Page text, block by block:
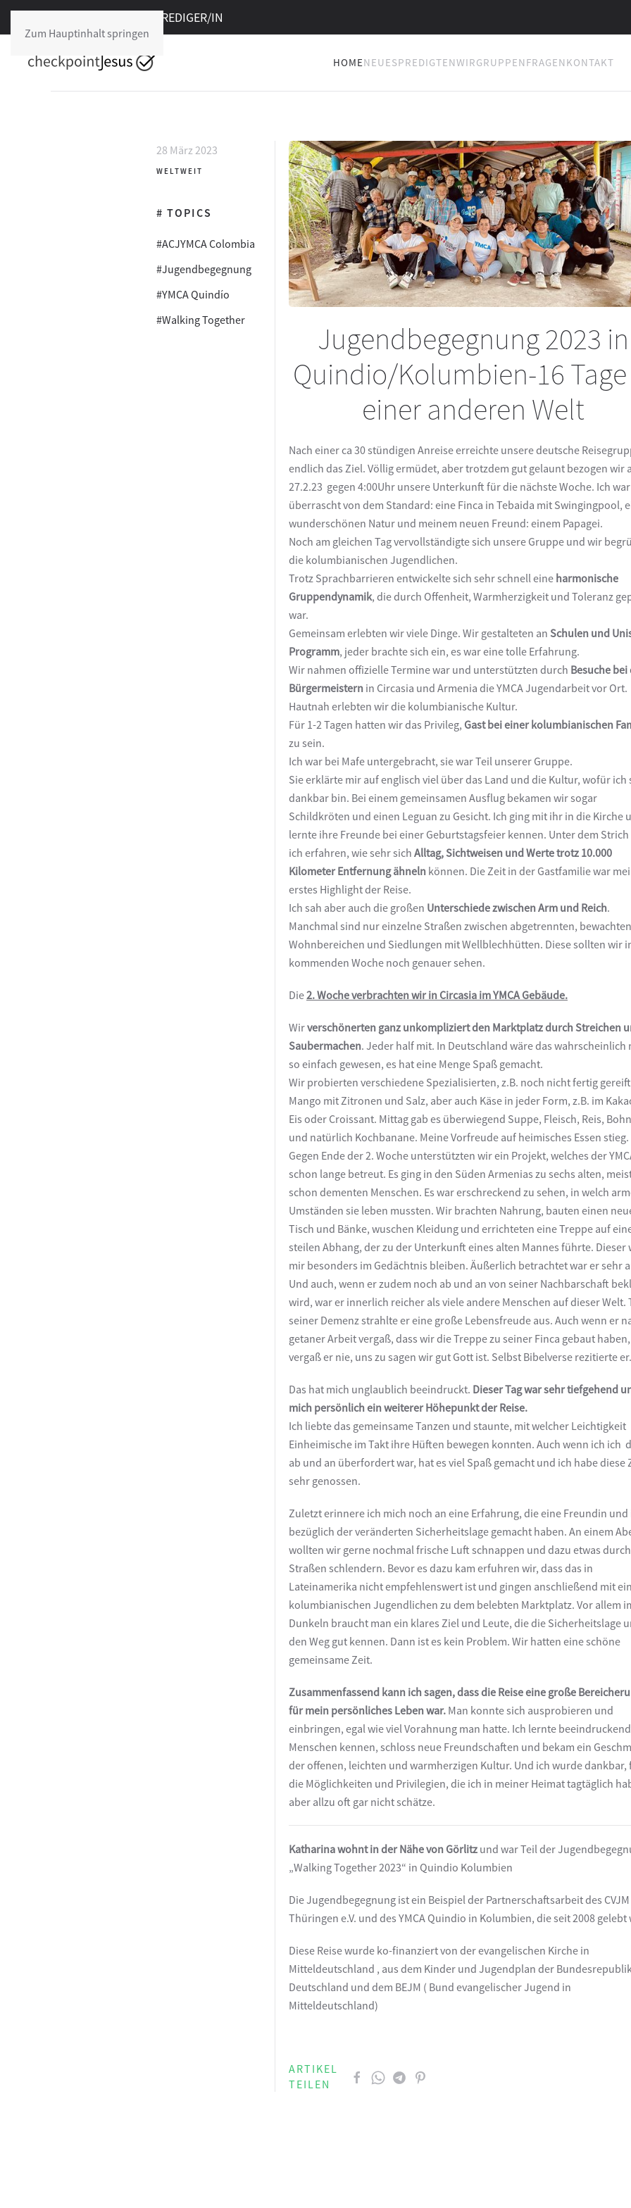
Zum Hauptinhalt springen
PREDIGER/IN
HOMENEUESPREDIGTENWIRGRUPPENFRAGENKONTAKT
28 März 2023
WELTWEIT
# TOPICS
#ACJYMCA Colombia
#Jugendbegegnung
#YMCA Quindío
#Walking Together
Jugendbegegnung 2023 in
Quindio/Kolumbien-16
einer anderen Welt
Nach einer ca 30 stündigen Anreise erreichte unsere deutsche
endlich das Ziel. Völlig ermüdet, aber trotzdem gut gelaunt bezogen wir
27.2.23 gegen 4:00Uhr unsere Unterkunft für die nächste Woche. Ich
überrascht von dem Standard: eine Finca in Tebaida mit Swingingpool,
wunderschönen Natur und meinem neuen Freund: einem Papagei.
Noch am gleichen Tag vervollständigte sich unsere Gruppe und wir
die kolumbianischen Jugendlichen.
Trotz Sprachbarrieren entwickelte sich sehr schnell eine harmonische
Gruppendynamik, die durch Offenheit, Warmherzigkeit und Toleranz
war.
Gemeinsam erlebten wir viele Dinge. Wir gestalteten an Schulen und
Programm, jeder brachte sich ein, es war eine tolle Erfahrung.
Wir nahmen offizielle Termine war und unterstützten durch Besuche bei
Bürgermeistern in Circasia und Armenia die YMCA Jugendarbeit vor Ort.
Hautnah erlebten wir die kolumbianische Kultur.
Für 1-2 Tagen hatten wir das Privileg, Gast bei einer kolumbianischen
zu sein.
Ich war bei Mafe untergebracht, sie war Teil unserer Gruppe.
Sie erklärte mir auf englisch viel über das Land und die Kultur, wofür ich
dankbar bin. Bei einem gemeinsamen Ausflug bekamen wir sogar
Schildkröten und einen Leguan zu Gesicht. Ich ging mit ihr in die Kirche
lernte ihre Freunde bei einer Geburtstagsfeier kennen. Unter dem
ich erfahren, wie sehr sich Alltag, Sichtweisen und Werte trotz 10.000
Kilometer Entfernung ähneln können. Die Zeit in der Gastfamilie war
erstes Highlight der Reise.
Ich sah aber auch die großen Unterschiede zwischen Arm und Reich.
Manchmal sind nur einzelne Straßen zwischen abgetrennten, bewachten
Wohnbereichen und Siedlungen mit Wellblechhütten. Diese sollten wir
kommenden Woche noch genauer sehen.
Die2. Woche verbrachten wir in Circasia im YMCA Gebäude.
Wirverschönerten ganz unkompliziert den Marktplatz durch Streichen
Saubermachen. Jeder half mit. In Deutschland wäre das wahrscheinlich
so einfach gewesen, es hat eine Menge Spaß gemacht.
Wir probierten verschiedene Spezialisierten, z.B. noch nicht fertig
Mango mit Zitronen und Salz, aber auch Käse in jeder Form, z.B. im
Eis oder Croissant. Mittag gab es überwiegend Suppe, Fleisch, Reis,
und natürlich Kochbanane. Meine Vorfreude auf heimisches Essen stieg.
Gegen Ende der 2. Woche unterstützten wir ein Projekt, welches der
schon lange betreut. Es ging in den Süden Armenias zu sechs alten,
schon dementen Menschen. Es war erschreckend zu sehen, in welch
Umständen sie leben mussten. Wir brachten Nahrung, bauten einen
Tisch und Bänke, wuschen Kleidung und errichteten eine Treppe auf
steilen Abhang, der zu der Unterkunft eines alten Mannes führte. Dieser
mir besonders im Gedächtnis bleiben. Äußerlich betrachtet war er sehr
Und auch, wenn er zudem noch ab und an von seiner Nachbarschaft
wird, war er innerlich reicher als viele andere Menschen auf dieser Welt.
seiner Demenz strahlte er eine große Lebensfreude aus. Auch wenn er
getaner Arbeit vergaß, dass wir die Treppe zu seiner Finca gebaut haben,
vergaß er nie, uns zu sagen wir gut Gott ist. Selbst Bibelverse rezitierte er.
Das hat mich unglaublich beeindruckt. Dieser Tag war sehr tiefgehend
mich persönlich ein weiterer Höhepunkt der Reise.
Ich liebte das gemeinsame Tanzen und staunte, mit welcher Leichtigkeit
Einheimische im Takt ihre Hüften bewegen konnten. Auch wenn ich ich
ab und an überfordert war, hat es viel Spaß gemacht und ich habe diese
sehr genossen.
Zuletzt erinnere ich mich noch an eine Erfahrung, die eine Freundin und
bezüglich der veränderten Sicherheitslage gemacht haben. An einem
wollten wir gerne nochmal frische Luft schnappen und dazu etwas
Straßen schlendern. Bevor es dazu kam erfuhren wir, dass das in
Lateinamerika nicht empfehlenswert ist und gingen anschließend mit
kolumbianischen Jugendlichen zu dem belebten Marktplatz. Vor allem
Dunkeln braucht man ein klares Ziel und Leute, die die Sicherheitslage
den Weg gut kennen. Dann ist es kein Problem. Wir hatten eine schöne
gemeinsame Zeit.
Zusammenfassend kann ich sagen, dass die Reise eine große
für mein persönliches Leben war. Man konnte sich ausprobieren und
einbringen, egal wie viel Vorahnung man hatte. Ich lernte
Menschen kennen, schloss neue Freundschaften und bekam ein
der offenen, leichten und warmherzigen Kultur. Und ich wurde dankbar,
die Möglichkeiten und Privilegien, die ich in meiner Heimat tagtäglich
aber allzu oft gar nicht schätze.
Katharina wohnt in der Nähe von Görlitz und war Teil der
„Walking Together 2023“ in Quindio Kolumbien
Die Jugendbegegnung ist ein Beispiel der Partnerschaftsarbeit des CVJM
Thüringen e.V. und des YMCA Quindio in Kolumbien, die seit 2008 gelebt
Diese Reise wurde ko-finanziert von der evangelischen Kirche in
Mitteldeutschland , aus dem Kinder und Jugendplan der Bundesrepublik
Deutschland und dem BEJM ( Bund evangelischer Jugend in
Mitteldeutschland)
ARTIKEL
TEILEN